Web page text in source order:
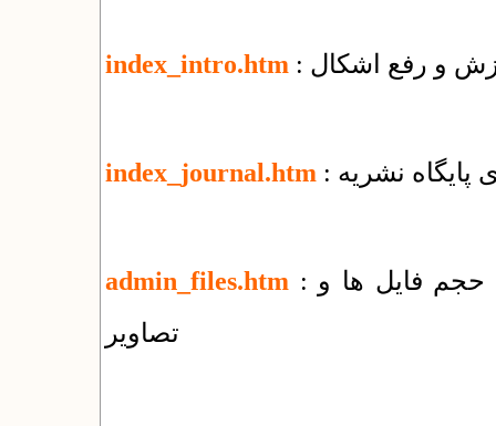
index_intro.htm و رفع اشکال
index_journal.htm پایگاه نشریه
admin_files.htm : راهنمای مدیریت پوشه‌ها و فایل‌ها + کاهش حجم فایل ها و
تصاویر